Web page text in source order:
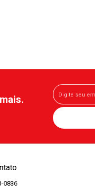
0836